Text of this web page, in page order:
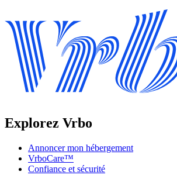
Explorez Vrbo
Annoncer mon hébergement
VrboCare™
Confiance et sécurité